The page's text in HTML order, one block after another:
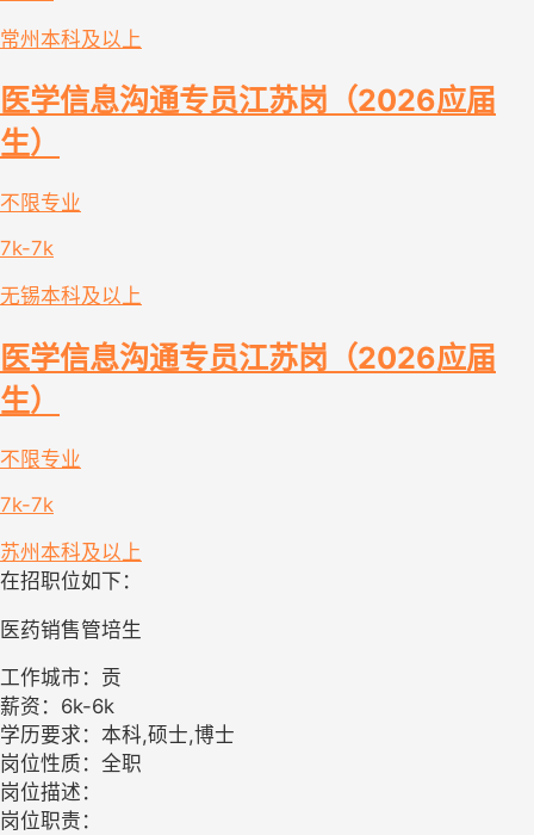
常州 本科及以上
医学信息沟通专员江苏岗（2026应届
生）
不限专业
7k-7k
无锡本科及以上
医学信息沟通专员江苏岗（2026应届
生）
不限专业
7k-7k
苏州 本科及以上
在招职位如下：
医药销售管培生
工作城市：贡
薪资：6k-6k
学历要求：本科,硕士,博士
岗位性质：全职
岗位描述：
岗位职责：